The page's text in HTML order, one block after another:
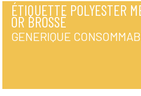
ÉTIQUETTE POLYESTER
OR BROSSÉ
GENERIQUE